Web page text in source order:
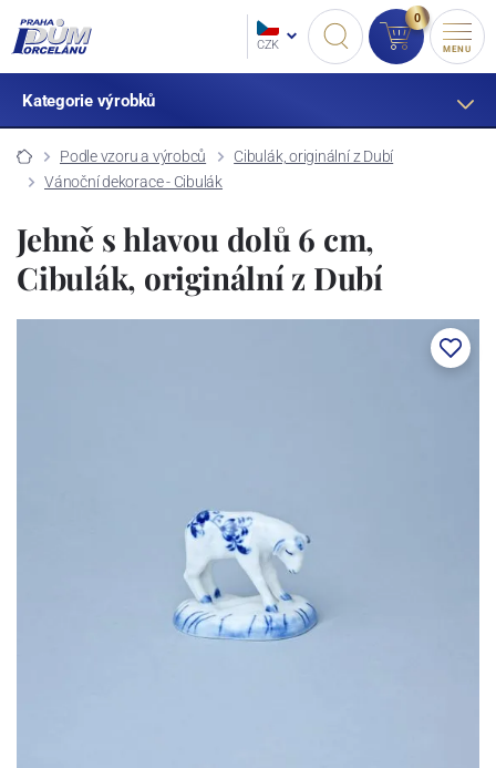
CZK
0
MENU
Kategorie výrobků
Podle vzoru a výrobců
Cibulák, originální z Dubí
Vánoční dekorace - Cibulák
Jehně s hlavou dolů 6 cm,
Cibulák, originální z Dubí